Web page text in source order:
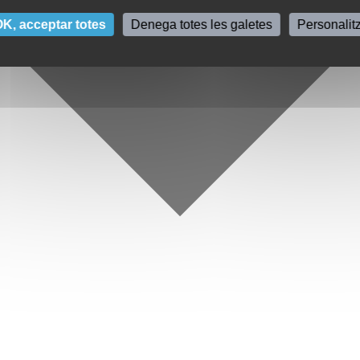
acceptar totes Denega totes les galetes